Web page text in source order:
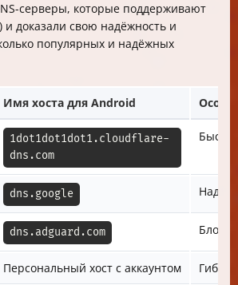
серверы, которые поддерживают
доказали свою надёжность и
популярных и надёжных
Имя хоста для Android
1dot1dot1dot1.cloudflare-
dns.com
dns.google
dns.adguard.com
Персональный хост с аккаунтом